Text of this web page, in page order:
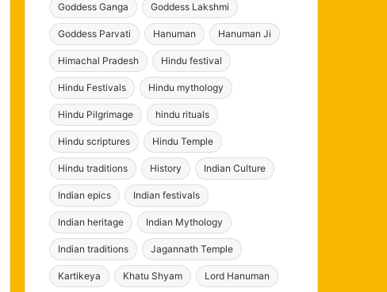
Goddess Ganga Goddess Lakshmi
Goddess Parvati Hanuman Hanuman Ji
Himachal Pradesh Hindu festival
Hindu Festivals Hindu mythology
Hindu Pilgrimage hindu rituals
Hindu scriptures Hindu Temple
Hindu traditions History Indian Culture
Indian epics Indian festivals
Indian heritage Indian Mythology
Indian traditions Jagannath Temple
Kartikeya Khatu Shyam Lord Hanuman